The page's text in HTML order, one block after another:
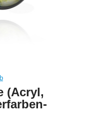
(Acryl,